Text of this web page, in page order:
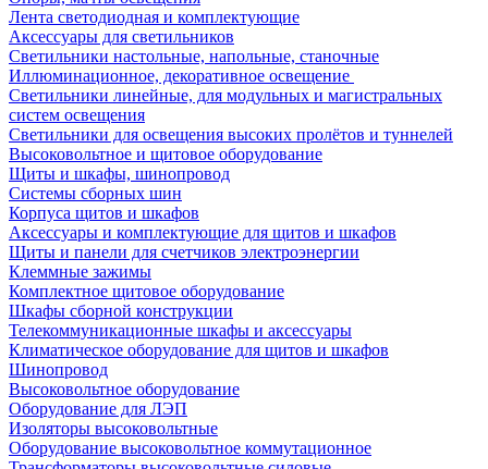
Лента светодиодная и комплектующие
Аксессуары для светильников
Светильники настольные, напольные, станочные
Иллюминационное, декоративное освещение
Светильники линейные, для модульных и магистральных
систем освещения
Светильники для освещения высоких пролётов и туннелей
Высоковольтное и щитовое оборудование
Щиты и шкафы, шинопровод
Системы сборных шин
Корпуса щитов и шкафов
Аксессуары и комплектующие для щитов и шкафов
Щиты и панели для счетчиков электроэнергии
Клеммные зажимы
Комплектное щитовое оборудование
Шкафы сборной конструкции
Телекоммуникационные шкафы и аксессуары
Климатическое оборудование для щитов и шкафов
Шинопровод
Высоковольтное оборудование
Оборудование для ЛЭП
Изоляторы высоковольтные
Оборудование высоковольтное коммутационное